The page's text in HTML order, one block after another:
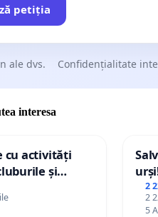
petiția
ale dvs. Confidențialitate
interesa
cu activități
și
2
2
5